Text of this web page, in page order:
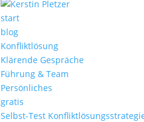
start
blog
Konfliktlösung
Klärende Gespräche
Führung & Team
Persönliches
gratis
Selbst-Test